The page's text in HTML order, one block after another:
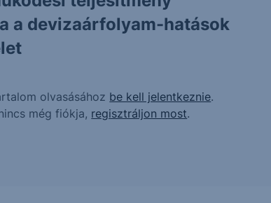
a devizaárfolyam-hatások
olvasásához be kell jelentkeznie.
még fiókja, regisztráljon most.